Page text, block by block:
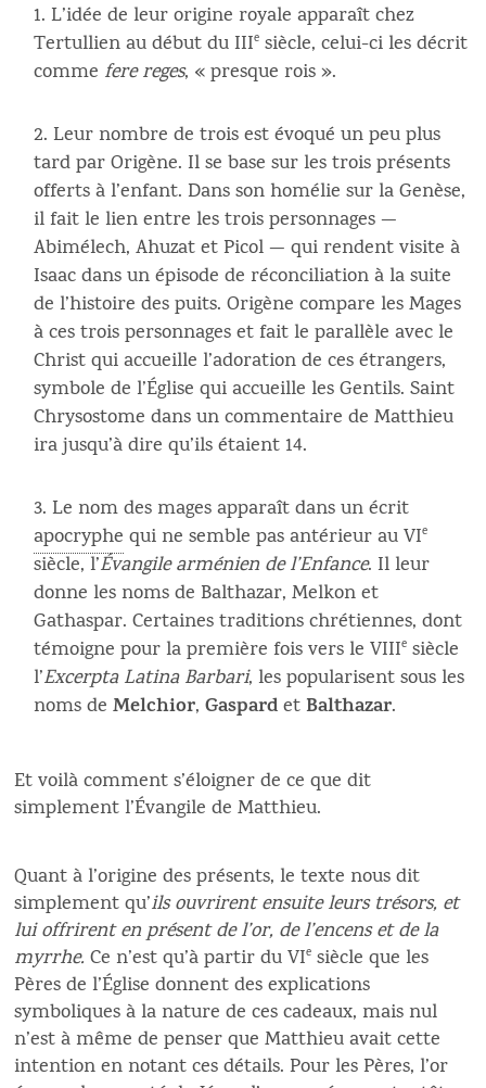
L’idée de leur origine royale apparaît chez
Tertullien au début du IIIe siècle, celui-ci les décrit
comme fere reges, « presque rois ».
Leur nombre de trois est évoqué un peu plus
tard par Origène. Il se base sur les trois présents
offerts à l’enfant. Dans son homélie sur la Genèse,
il fait le lien entre les trois personnages —
Abimélech, Ahuzat et Picol — qui rendent visite à
Isaac dans un épisode de réconciliation à la suite
de l’histoire des puits. Origène compare les Mages
à ces trois personnages et fait le parallèle avec le
Christ qui accueille l’adoration de ces étrangers,
symbole de l’Église qui accueille les Gentils. Saint
Chrysostome dans un commentaire de Matthieu
ira jusqu’à dire qu’ils étaient 14.
Le nom des mages apparaît dans un écrit
apocryphe qui ne semble pas antérieur au VIe
siècle, l’Évangile arménien de l’Enfance. Il leur
donne les noms de Balthazar, Melkon et
Gathaspar. Certaines traditions chrétiennes, dont
témoigne pour la première fois vers le VIIIe siècle
l’Excerpta Latina Barbari, les popularisent sous les
noms deMelchior,GaspardetBalthazar.
Et voilà comment s’éloigner de ce que dit
simplement l’Évangile de Matthieu.
Quant à l’origine des présents, le texte nous dit
simplement qu’ils ouvrirent ensuite leurs trésors, et
lui offrirent en présent de l’or, de l’encens et de la
myrrhe. Ce n’est qu’à partir du VIe siècle que les
Pères de l’Église donnent des explications
symboliques à la nature de ces cadeaux, mais nul
n’est à même de penser que Matthieu avait cette
intention en notant ces détails. Pour les Pères, l’or